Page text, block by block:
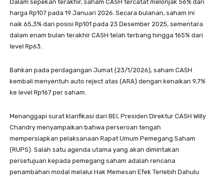
Dalam sepekan terakhir, saham CASH tercatat melonjak 56% dari
harga Rp107 pada 19 Januari 2026. Secara bulanan, saham ini
naik 65,3% dari posisi Rp101 pada 23 Desember 2025, sementara
dalam enam bulan terakhir CASH telah terbang hingga 165% dari
level Rp63.
Bahkan pada perdagangan Jumat (23/1/2026), saham CASH
kembali menyentuh auto reject atas (ARA) dengan kenaikan 9,7%
ke level Rp167 per saham.
Menanggapi surat klarifikasi dari BEI, Presiden Direktur CASH Willy
Chandry menyampaikan bahwa perseroan tengah
mempersiapkan pelaksanaan Rapat Umum Pemegang Saham
(RUPS). Salah satu agenda utama yang akan dimintakan
persetujuan kepada pemegang saham adalah rencana
penambahan modal melalui Hak Memesan Efek Terlebih Dahulu